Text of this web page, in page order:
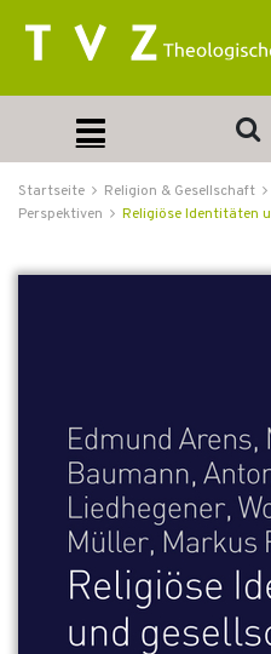
Startseite Religion & Gesellschaft
Perspektiven
Religiöse Identitäten